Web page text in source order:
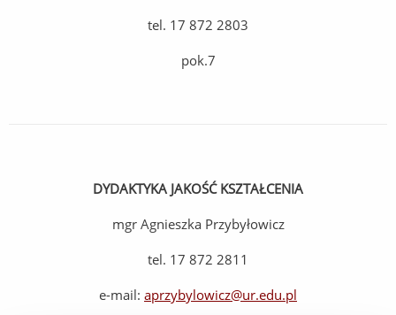
tel. 17 872 2803
pok.7
DYDAKTYKA JAKOŚĆ KSZTAŁCENIA
mgr Agnieszka Przybyłowicz
tel. 17 872 2811
e-mail: aprzybylowicz@ur.edu.pl